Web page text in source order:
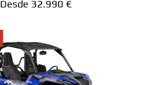
Desde 32.990 €